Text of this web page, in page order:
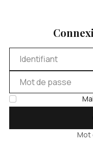
Mot